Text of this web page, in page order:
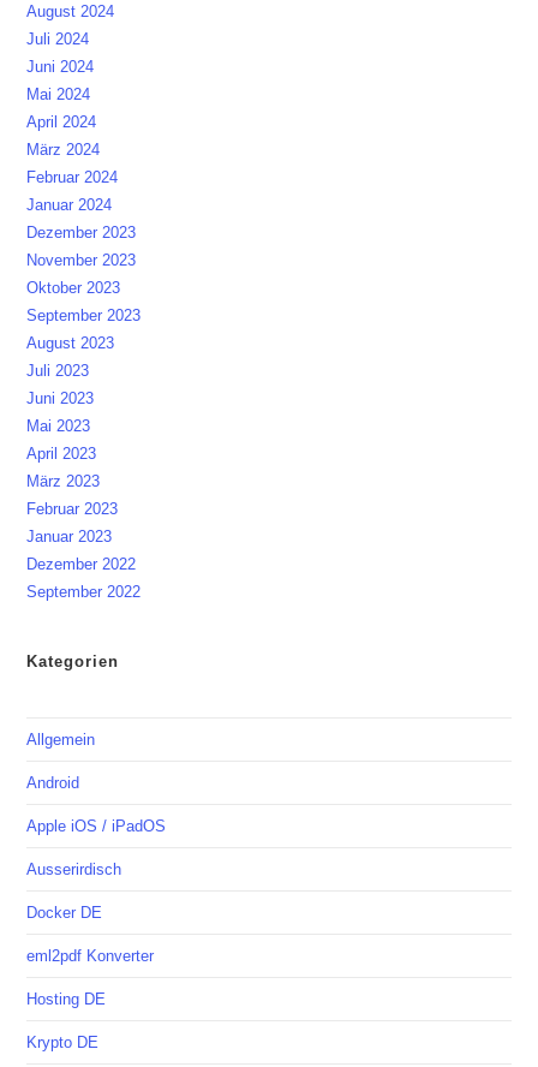
August 2024
Juli 2024
Juni 2024
Mai 2024
April 2024
März 2024
Februar 2024
Januar 2024
Dezember 2023
November 2023
Oktober 2023
September 2023
August 2023
Juli 2023
Juni 2023
Mai 2023
April 2023
März 2023
Februar 2023
Januar 2023
Dezember 2022
September 2022
Kategorien
Allgemein
Android
Apple iOS / iPadOS
Ausserirdisch
Docker DE
eml2pdf Konverter
Hosting DE
Krypto DE